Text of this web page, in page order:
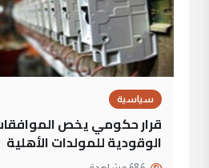
سياسية
قرار حكومي يخص
الوقودية للمولدات الأهلية